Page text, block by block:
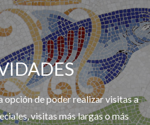
opción de poder realizar visitas a
visitas más largas o más